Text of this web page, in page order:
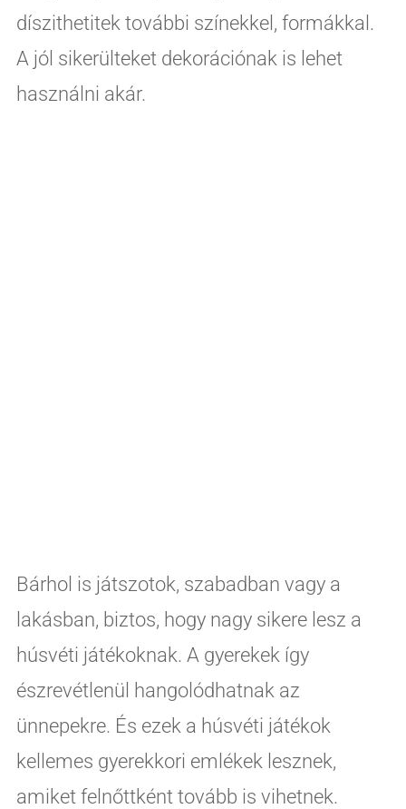
díszithetitek további színekkel, formákkal.
A jól sikerülteket dekorációnak is lehet
használni akár.
Bárhol is játszotok, szabadban vagy a
lakásban, biztos, hogy nagy sikere lesz a
húsvéti játékoknak. A gyerekek így
észrevétlenül hangolódhatnak az
ünnepekre. És ezek a húsvéti játékok
kellemes gyerekkori emlékek lesznek,
amiket felnőttként tovább is vihetnek.